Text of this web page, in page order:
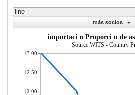
line
más socios
importaci n Proporci n de
Source:WITS - Country
13.00
12.50
12.00